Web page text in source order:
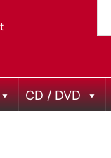
CD / DVD